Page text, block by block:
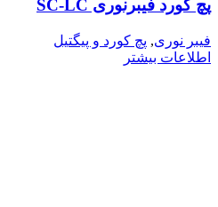
پچ کورد فیبرنوری SC-LC
فیبر نوری, پچ کورد و پیگتیل
اطلاعات بیشتر